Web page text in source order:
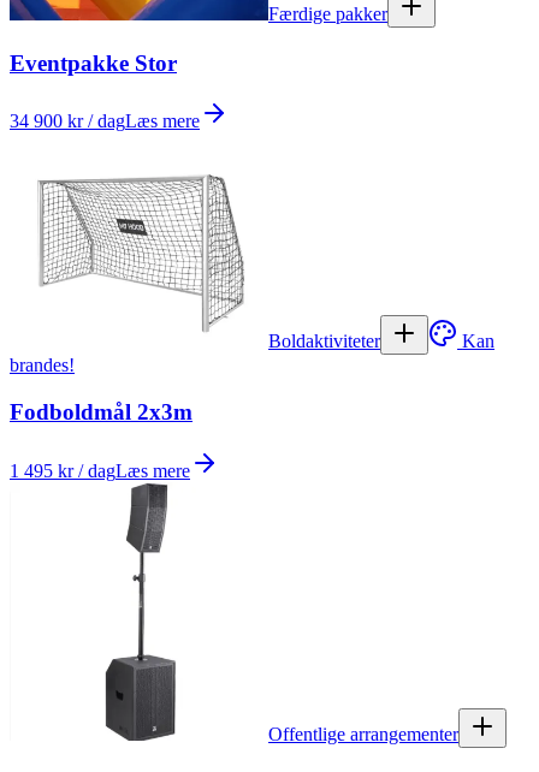
Færdige pakker
Eventpakke Stor
34 900 kr / dagLæs mere
Boldaktiviteter
Kan
brandes!
Fodboldmål 2x3m
1 495 kr / dagLæs mere
Offentlige arrangementer